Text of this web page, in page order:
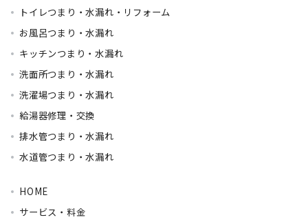
トイレつまり・水漏れ・リフォーム
お風呂つまり・水漏れ
キッチンつまり・水漏れ
洗面所つまり・水漏れ
洗濯場つまり・水漏れ
給湯器修理・交換
排水管つまり・水漏れ
水道管つまり・水漏れ
HOME
サービス・料金